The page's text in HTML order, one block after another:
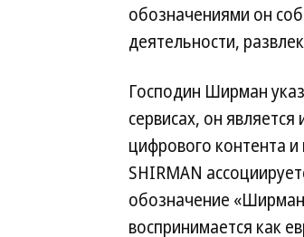
обозначениями он
деятельности,
Господин Ширман
сервисах, он
цифрового контента
SHIRMAN
обозначение
воспринимается как